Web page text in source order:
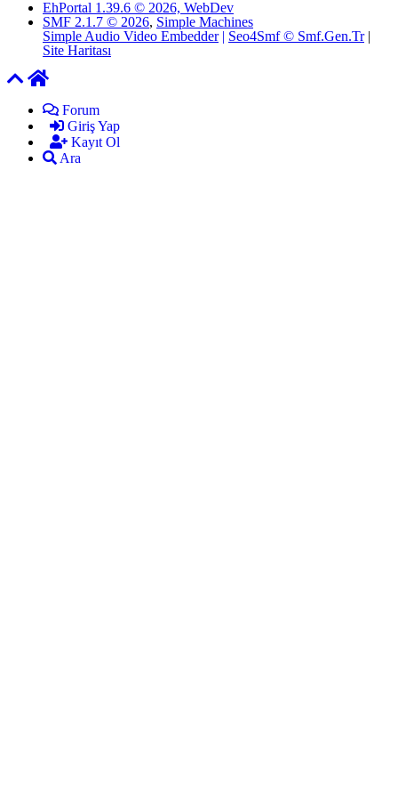
EhPortal 1.39.6 © 2026, WebDev
SMF 2.1.7 © 2026, Simple Machines
Simple Audio Video Embedder | Seo4Smf © Smf.Gen.Tr|
Site Haritası
Forum
Giriş Yap
Kayıt Ol
Ara